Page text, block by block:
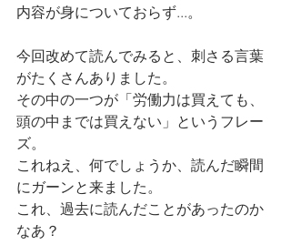
内容が身についておらず...。
今回改めて読んでみると、刺さる言葉
がたくさんありました。
その中の一つが「労働力は買えても、
頭の中までは買えない」というフレー
ズ。
これねえ、何でしょうか、読んだ瞬間
にガーンと来ました。
これ、過去に読んだことがあったのか
なあ？